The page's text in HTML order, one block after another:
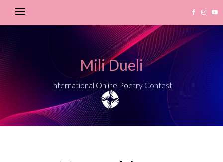
Mili Dueli
International Online Poetry Contest